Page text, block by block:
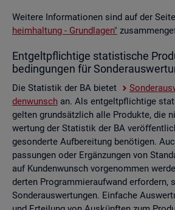
Wei­te­re In­for­ma­tio­nen sind auf der Seite
heim­hal­tung - Grund­la­gen"
Ent­gelt­pflich­ti­ge sta­tis­ti­sche
be­din­gun­gen für
Die Sta­tis­tik der BA bie­tet
den­wunsch an. Als ent­gelt­pflich­ti­ge
gel­ten grund­sätz­lich alle Pro­duk­te, die
wer­tung der Sta­tis­tik der BA
ge­son­der­te Auf­be­rei­tung be­nö­ti­gen.
pas­sun­gen oder Er­gän­zun­gen von
auf Kun­den­wunsch vor­ge­nom­men
der­ten Pro­gram­mier­auf­wand er­for­dern,
Son­der­aus­wer­tun­gen. Ein­fa­che